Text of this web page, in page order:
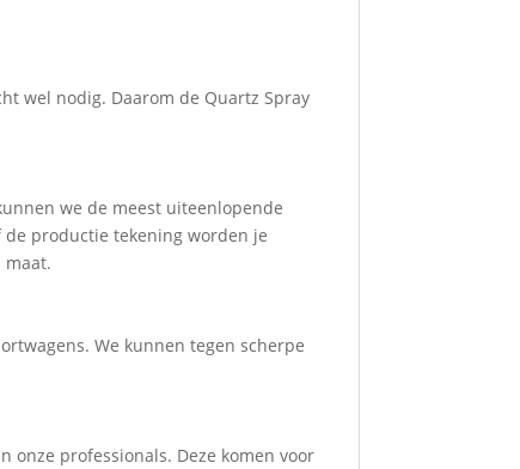
wel nodig. Daarom de Quartz Spray
we de meest uiteenlopende
productie tekening worden je
maat.
We kunnen tegen scherpe
onze professionals. Deze komen voor